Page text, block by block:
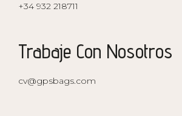
+34 932 218711
Trabaje Con Nosotros
cv@gpsbags.com